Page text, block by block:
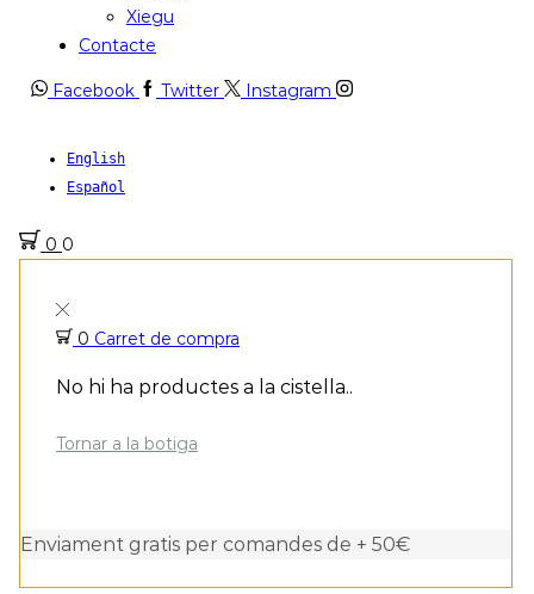
Xiegu
Contacte
Facebook Twitter Instagram
English
Español
0 0
0 Carret de compra
No hi ha productes a la cistella..
Tornar a la botiga
Enviament gratis per comandes de + 50€